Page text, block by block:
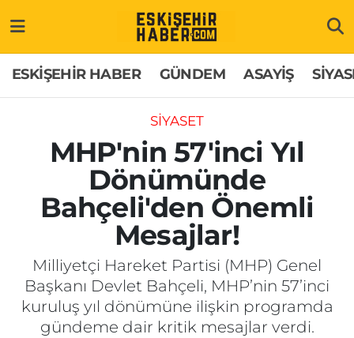
ESKİŞEHİR HABER GÜNDEM ASAYİŞ
SİYASET
MHP'nin 57'inci Yıl
Dönümünde
Bahçeli'den Önemli
Mesajlar!
Milliyetçi Hareket Partisi (MHP) Genel
Başkanı Devlet Bahçeli, MHP’nin 57’inci
kuruluş yıl dönümüne ilişkin programda
gündeme dair kritik mesajlar verdi.
GÜNDEM
ASAYİŞ
SİYASET
EKONOMİ
SAĞLIK
EĞİTİM
Hakkımızda
İletişim
Odunpazarı Trafik Yoğunluk Haritası
Süper Lig Puan Durumu ve Fikstür
Tüm Manşetler
Son Dakika Haberleri
Haber Arşivi